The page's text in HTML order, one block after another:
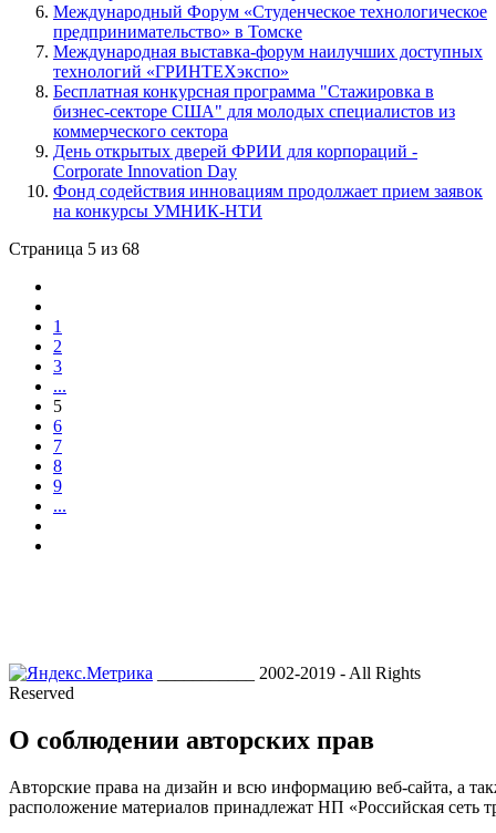
Международный Форум «Студенческое технологическое
предпринимательство» в Томске
Международная выставка-форум наилучших доступных
технологий «ГРИНТЕХэкспо»
Бесплатная конкурсная программа "Стажировка в
бизнес-секторе США" для молодых специалистов из
коммерческого сектора
День открытых дверей ФРИИ для корпораций -
Corporate Innovation Day
Фонд содействия инновациям продолжает прием заявок
на конкурсы УМНИК-НТИ
Страница 5 из 68
1
2
3
...
5
6
7
8
9
...
___________ 2002-2019 - All Rights
Reserved
О соблюдении авторских прав
Авторские права на дизайн и всю информацию веб-сайта, а
расположение материалов принадлежат НП «Российская сеть